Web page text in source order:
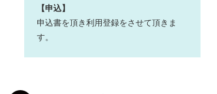
【申込】
申込書を頂き利用登録をさせて頂きま
す。